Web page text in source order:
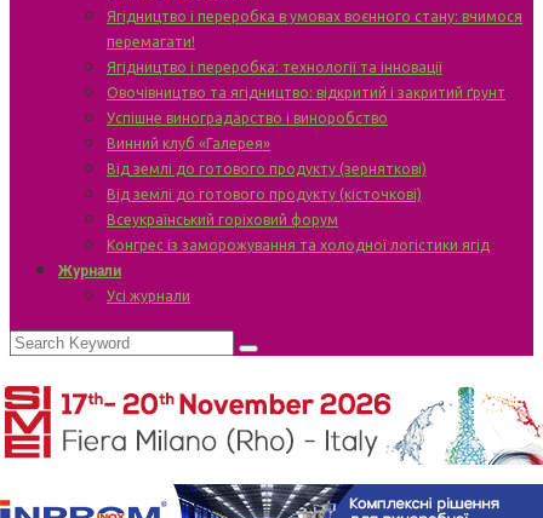
Ягідництво і переробка в умовах воєнного стану: вчимося
перемагати!
Ягідництво і переробка: технології та інновації
Овочівництво та ягідництво: відкритий і закритий ґрунт
Успішне виноградарство і виноробство
Винний клуб «Галерея»
Від землі до готового продукту (зерняткові)
Від землі до готового продукту (кісточкові)
Всеукраїнський горіховий форум
Конгрес із заморожування та холодної логістики ягід
Журнали
Усі журнали